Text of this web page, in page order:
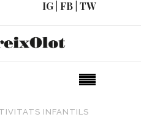
IG FB TW
INFANTILS